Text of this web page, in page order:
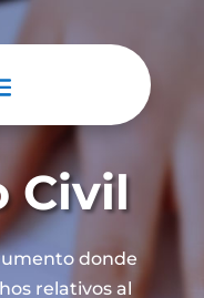
Civil
donde
relativos al